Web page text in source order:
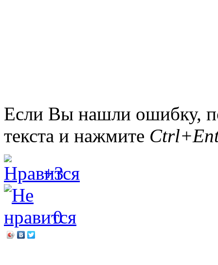
Если Вы нашли ошибку,
текста и нажмите
+3
0